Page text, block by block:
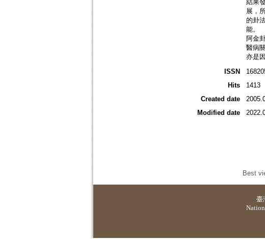
結果
展，
的卦
能。
阿金
醫病
亦是
ISSN
Hits
1413
Created date
Modified date
Best
臺